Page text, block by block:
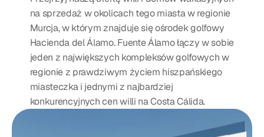
na sprzedaż w okolicach tego miasta w regionie
Murcja, w którym znajduje się ośrodek golfowy
Hacienda del Álamo. Fuente Álamo łączy w sobie
jeden z największych kompleksów golfowych w
regionie z prawdziwym życiem hiszpańskiego
miasteczka i jednymi z najbardziej
konkurencyjnych cen willi na Costa Cálida.